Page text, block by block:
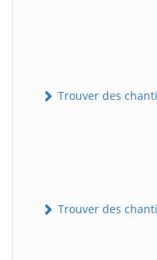
Trouver des
Trouver des